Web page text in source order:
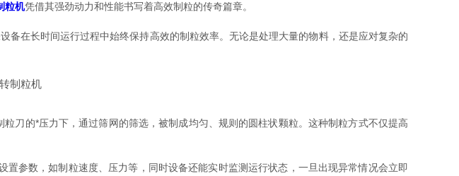
粒机凭借其强劲动力和性能书写着高效制粒的传奇篇章。
在长时间运行过程中始终保持高效的制粒效率。无论是处理大量的物料，还是应对复杂的
的*压力下，通过筛网的筛选，被制成均匀、规则的圆柱状颗粒。这种制粒方式不仅提高
数，如制粒速度、压力等，同时设备还能实时监测运行状态，一旦出现异常情况会立即